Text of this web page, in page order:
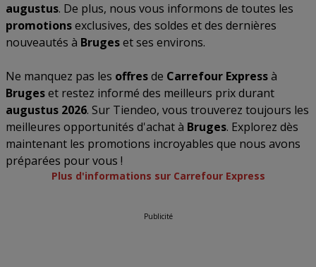
augustus. De plus, nous vous informons de toutes les
promotionsexclusives, des soldes et des dernières
nouveautés à Brugeset ses environs.
Ne manquez pas les offresde Carrefour Expressà
Brugeset restez informé des meilleurs prix durant
augustus 2026. Sur Tiendeo, vous trouverez toujours les
meilleures opportunités d'achat à Bruges. Explorez dès
maintenant les promotions incroyables que nous avons
préparées pour vous !
Plus d'informations sur Carrefour Express
Publicité